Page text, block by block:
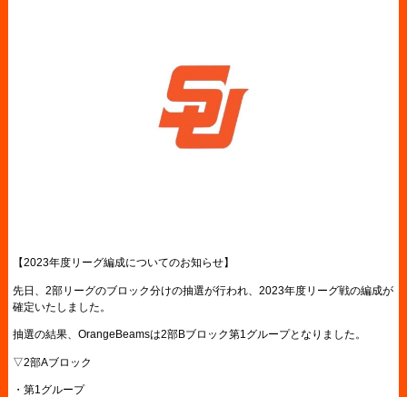
【2023年度リーグ編成についてのお知らせ】
先日、2部リーグのブロック分けの抽選が行われ、2023年度リーグ戦の編成が
確定いたしました。
抽選の結果、OrangeBeamsは2部Bブロック第1グループとなりました。
▽2部Aブロック
・第1グループ